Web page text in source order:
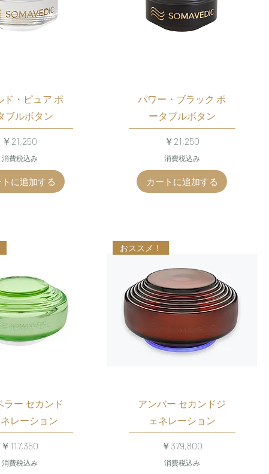
ド・ピュア ポ
ブルボタン
価格
￥21,250
消費税込み
トに追加する
パワー・ブラック ポ
ータブルボタン
価格
￥21,250
消費税込み
カートに追加する
ラー セカンド
レーション
価格
￥117,350
消費税込み
おススメ！
アンバー セカンドジ
ェネレーション
価格
￥379,800
消費税込み